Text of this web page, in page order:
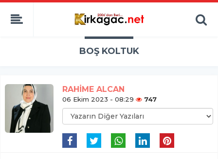
BOŞ KOLTUK
RAHİME ALCAN
06 Ekim 2023 - 08:29 747